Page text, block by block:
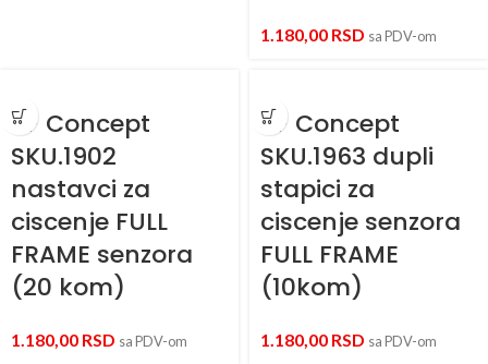
1.180,00 RSD sa PDV-om
KF Concept
SKU.1902
nastavci za
ciscenje FULL
FRAME senzora
(20 kom)
1.180,00 RSD sa PDV-om
KF Concept
SKU.1963 dupli
stapici za
ciscenje senzora
FULL FRAME
(10kom)
1.180,00 RSD sa PDV-om